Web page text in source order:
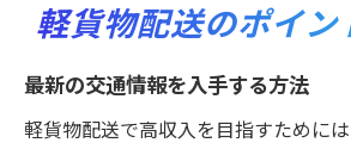
軽貨物配送のポイン
最新の交通情報を入手する方法
軽貨物配送で高収入を目指すために